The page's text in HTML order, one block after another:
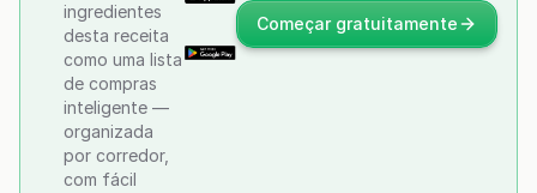
ingredientes
desta receita
como uma lista
de compras
inteligente —
organizada
por corredor,
com fácil
Começar gratuitamente